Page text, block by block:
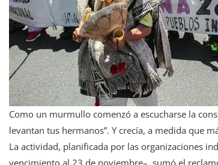
Como un murmullo comenzó a escucharse la
levantan tus hermanos”. Y crecía, a medida que
La actividad, planificada por las organizaciones
vencimiento al 23 de noviembre–, sumó el